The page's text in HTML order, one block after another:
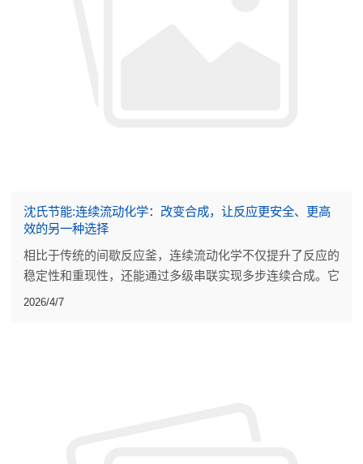
沈氏节能:连续流动化学：改变合成，让反应更安全、更高
效的另一种选择
相比于传统的间歇反应釜，连续流动化学不仅提升了反应的
稳定性和重现性，还能通过多级串联实现多步连续合成。它
减少了人工干预，也让一些传统工艺难以实现的化学路径成
2026/4/7